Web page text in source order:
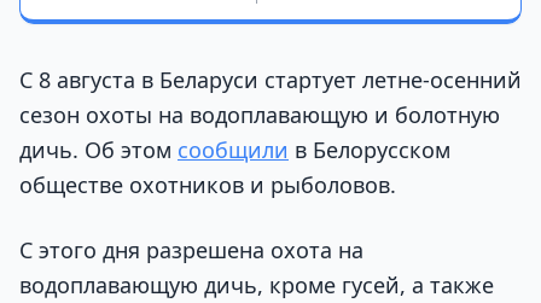
С 8 августа в Беларуси стартует летне-осенний
сезон охоты на водоплавающую и болотную
дичь. Об этом сообщили в Белорусском
обществе охотников и рыболовов.
С этого дня разрешена охота на
водоплавающую дичь, кроме гусей, а также